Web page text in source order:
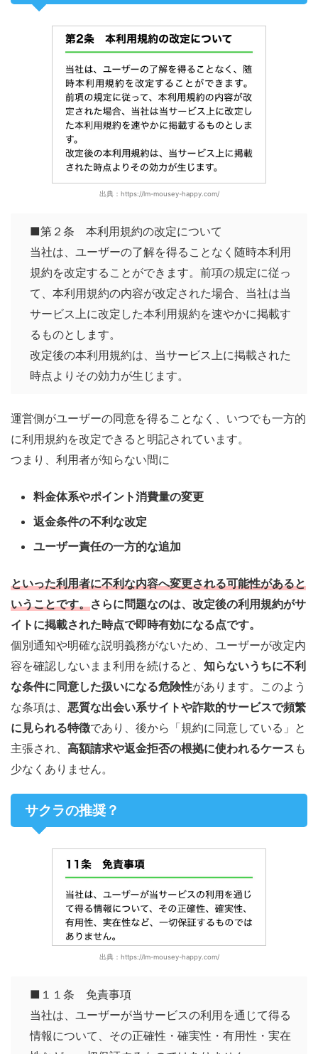
出典：https://lm-mousey-happy.com/
■第２条 本利用規約の改定について
当社は、ユーザーの了解を得ることなく随時本利用
規約を改定することができます。前項の規定に従っ
て、本利用規約の内容が改定された場合、当社は当
サービス上に改定した本利用規約を速やかに掲載す
るものとします。
改定後の本利用規約は、当サービス上に掲載された
時点よりその効力が生じます。
運営側がユーザーの同意を得ることなく、いつでも一方的
に利用規約を改定できると明記されています。
つまり、利用者が知らない間に
料金体系やポイント消費量の変更
返金条件の不利な改定
ユーザー責任の一方的な追加
といった利用者に不利な内容へ変更される可能性があると
いうことです。さらに問題なのは、改定後の利用規約がサ
イトに掲載された時点で即時有効になる点です。
個別通知や明確な説明義務がないため、ユーザーが改定内
容を確認しないまま利用を続けると、 知らないうちに不利
な条件に同意した扱いになる危険性があります。このよう
な条項は、 悪質な出会い系サイトや詐欺的サービスで頻繁
に見られる特徴であり、後から「規約に同意している」と
主張され、 高額請求や返金拒否の根拠に使われるケース も
少なくありません。
サクラの推奨？
出典：https://lm-mousey-happy.com/
■１１条 免責事項
当社は、ユーザーが当サービスの利用を通じて得る
情報について、その正確性・確実性・有用性・実在